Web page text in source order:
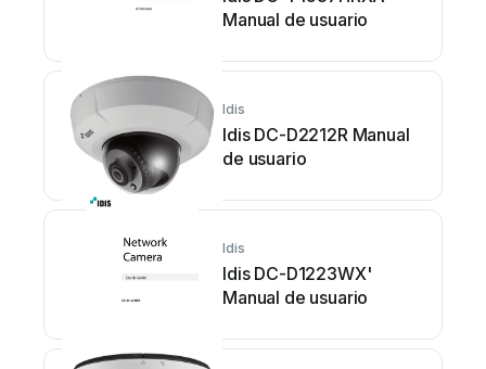
Manual de usuario
Idis
Idis DC-D2212R Manual
de usuario
Idis
Idis DC-D1223WX'
Manual de usuario